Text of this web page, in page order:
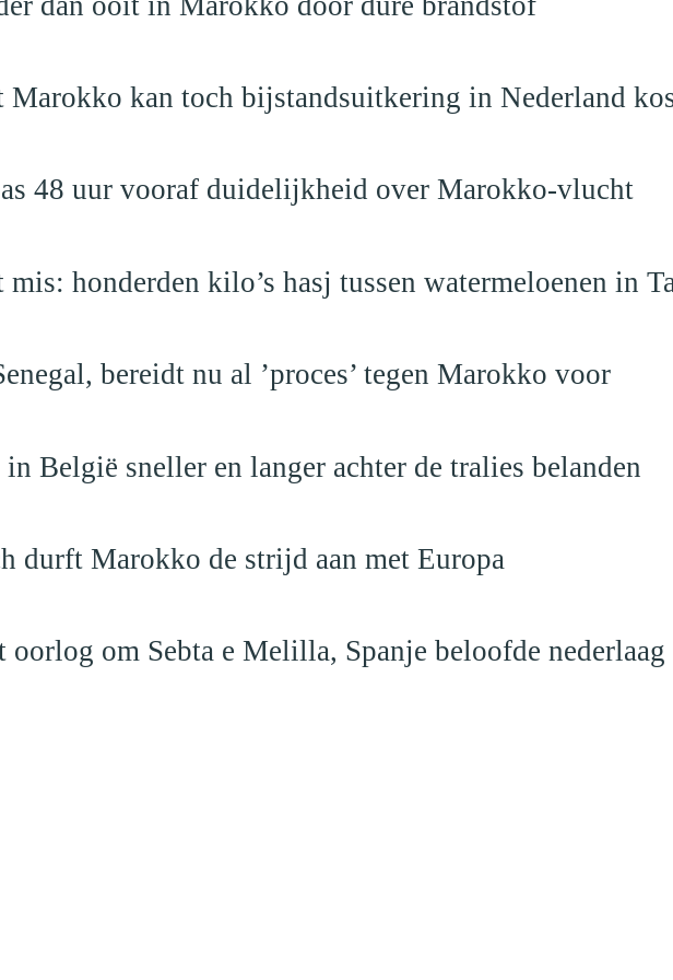
kan toch bijstandsuitkering in Nederland
48 uur vooraf duidelijkheid over Marokko-vlucht
honderden kilo’s hasj tussen watermeloenen in
bereidt nu al ’proces’ tegen Marokko voor
België sneller en langer achter de tralies belanden
durft Marokko de strijd aan met Europa
oorlog om Sebta e Melilla, Spanje beloofde nederlaag